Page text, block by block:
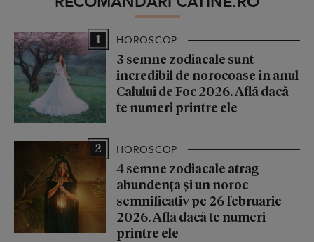
1 HOROSCOP
3 semne zodiacale sunt
incredibil de norocoase în anul
Calului de Foc 2026. Află dacă
te numeri printre ele
2 HOROSCOP
4 semne zodiacale atrag
abundența și un noroc
semnificativ pe 26 februarie
2026. Află dacă te numeri
printre ele